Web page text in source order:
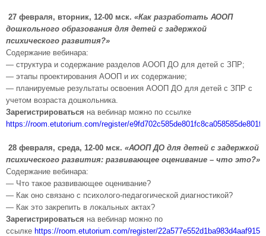
27 февраля, вторник, 12-00 мск. «Как разработать АООП
дошкольного образования для детей с задержкой
психического развития?»
Содержание вебинара:
— структура и содержание разделов АООП ДО для детей с ЗПР;
— этапы проектирования АООП и их содержание;
— планируемые результаты освоения АООП ДО для детей с ЗПР с
учетом возраста дошкольника.
Зарегистрироваться на вебинар можно по ссылке
https://room.etutorium.com/register/
28 февраля, среда, 12-00 мск. «АООП ДО для детей с задержкой
психического развития: развивающее оценивание – что это?»
Содержание вебинара:
— Что такое развивающее оценивание?
— Как оно связано с психолого-педагогической диагностикой?
— Как это закрепить в локальных актах?
Зарегистрироваться на вебинар можно по
ссылке https://room.etutorium.com/register/